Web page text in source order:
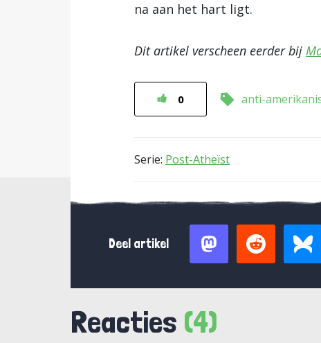
na aan het hart ligt.
Dit artikel verscheen eerder bij
0 anti-
Serie: Post-Atheïst
Deel artikel
Reacties (4)